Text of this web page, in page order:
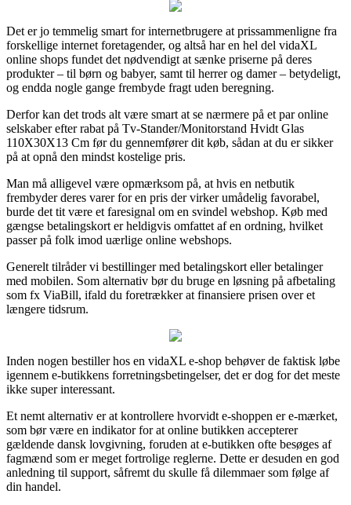
Det er jo temmelig smart for internetbrugere at prissammenligne fra
forskellige internet foretagender, og altså har en hel del vidaXL
online shops fundet det nødvendigt at sænke priserne på deres
produkter – til børn og babyer, samt til herrer og damer – betydeligt,
og endda nogle gange frembyde fragt uden beregning.
Derfor kan det trods alt være smart at se nærmere på et par online
selskaber efter rabat på Tv-Stander/Monitorstand Hvidt Glas
110X30X13 Cm før du gennemfører dit køb, sådan at du er sikker
på at opnå den mindst kostelige pris.
Man må alligevel være opmærksom på, at hvis en netbutik
frembyder deres varer for en pris der virker umådelig favorabel,
burde det tit være et faresignal om en svindel webshop. Køb med
gængse betalingskort er heldigvis omfattet af en ordning, hvilket
passer på folk imod uærlige online webshops.
Generelt tilråder vi bestillinger med betalingskort eller betalinger
med mobilen. Som alternativ bør du bruge en løsning på afbetaling
som fx ViaBill, ifald du foretrækker at finansiere prisen over et
længere tidsrum.
Inden nogen bestiller hos en vidaXL e-shop behøver de faktisk løbe
igennem e-butikkens forretningsbetingelser, det er dog for det meste
ikke super interessant.
Et nemt alternativ er at kontrollere hvorvidt e-shoppen er e-mærket,
som bør være en indikator for at online butikken accepterer
gældende dansk lovgivning, foruden at e-butikken ofte besøges af
fagmænd som er meget fortrolige reglerne. Dette er desuden en god
anledning til support, såfremt du skulle få dilemmaer som følge af
din handel.